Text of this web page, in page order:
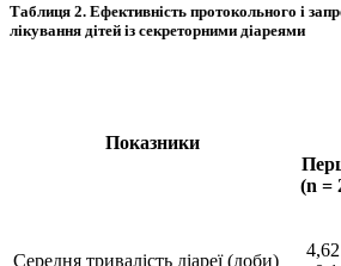
Таблиця 2. Ефективність протокольного і
лікування дітей із секреторними діареями
Показники
(n =
Середня тривалість діареї (доби)